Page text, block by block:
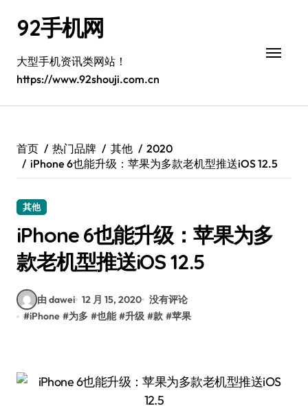
92手机网
大型手机资讯类网站！
https://www.92shouji.com.cn
首页 热门品牌 其他
2020
iPhone 6也能升级：苹果为多款老机型推送iOS 12.5
其他
iPhone 6也能升级：苹果为多
款老机型推送iOS 12.5
由 dawei 12 月 15, 2020 没有评论
#iPhone #为多 #也能 #升级 #款 #苹果